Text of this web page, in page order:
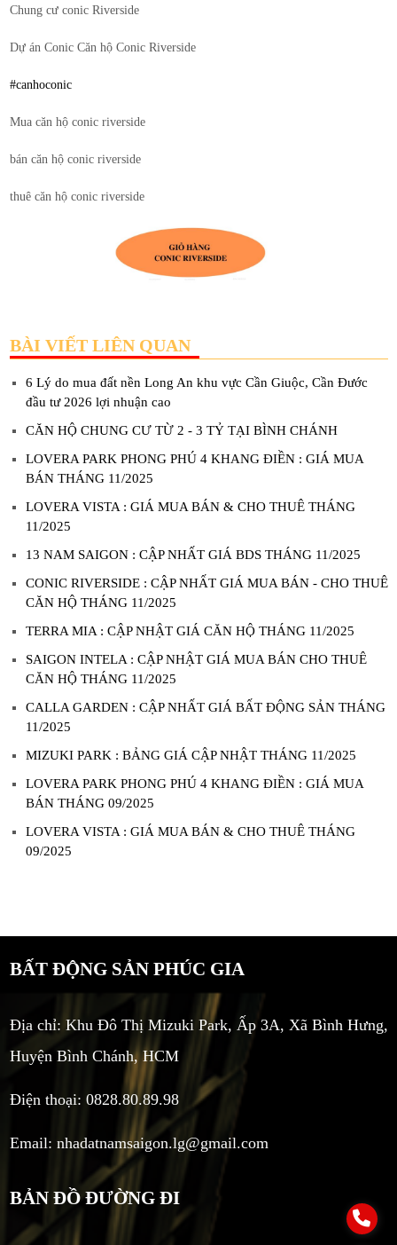
Chung cư conic Riverside
Dự án Conic Căn hộ Conic Riverside
#canhoconic
Mua căn hộ conic riverside
bán căn hộ conic riverside
thuê căn hộ conic riverside
BÀI VIẾT LIÊN QUAN
6 Lý do mua đất nền Long An khu vực Cần Giuộc, Cần Đước
đầu tư 2026 lợi nhuận cao
CĂN HỘ CHUNG CƯ TỪ 2 - 3 TỶ TẠI BÌNH CHÁNH
LOVERA PARK PHONG PHÚ 4 KHANG ĐIỀN : GIÁ MUA
BÁN THÁNG 11/2025
LOVERA VISTA : GIÁ MUA BÁN & CHO THUÊ THÁNG
11/2025
13 NAM SAIGON : CẬP NHẤT GIÁ BDS THÁNG 11/2025
CONIC RIVERSIDE : CẬP NHẤT GIÁ MUA BÁN - CHO THUÊ
CĂN HỘ THÁNG 11/2025
TERRA MIA : CẬP NHẬT GIÁ CĂN HỘ THÁNG 11/2025
SAIGON INTELA : CẬP NHẬT GIÁ MUA BÁN CHO THUÊ
CĂN HỘ THÁNG 11/2025
CALLA GARDEN : CẬP NHẤT GIÁ BẤT ĐỘNG SẢN THÁNG
11/2025
MIZUKI PARK : BẢNG GIÁ CẬP NHẬT THÁNG 11/2025
LOVERA PARK PHONG PHÚ 4 KHANG ĐIỀN : GIÁ MUA
BÁN THÁNG 09/2025
LOVERA VISTA : GIÁ MUA BÁN & CHO THUÊ THÁNG
09/2025
BẤT ĐỘNG SẢN PHÚC GIA
Địa chỉ: Khu Đô Thị Mizuki Park, Ấp 3A, Xã Bình Hưng,
Huyện Bình Chánh, HCM
Điện thoại: 0828.80.89.98
Email: nhadatnamsaigon.lg@gmail.com
BẢN ĐỒ ĐƯỜNG ĐI